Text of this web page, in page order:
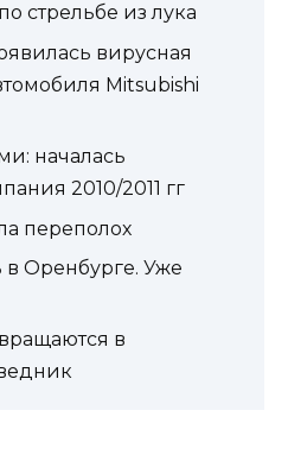
стрельбе из лука
вирусная
Mitsubishi
началась
2010/2011 гг
переполох
Оренбурге. Уже
в